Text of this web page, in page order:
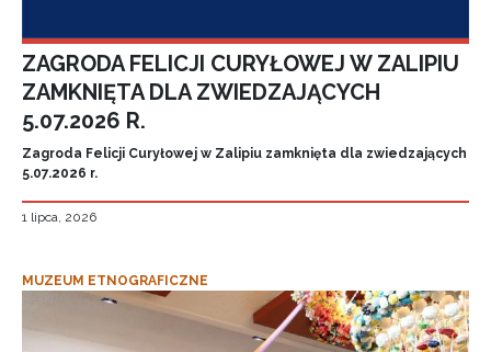
ZAGRODA FELICJI CURYŁOWEJ W ZALIPIU
ZAMKNIĘTA DLA ZWIEDZAJĄCYCH
5.07.2026 R.
Zagroda Felicji Curyłowej w Zalipiu zamknięta dla zwiedzających
5.07.2026 r.
1 lipca, 2026
MUZEUM ETNOGRAFICZNE